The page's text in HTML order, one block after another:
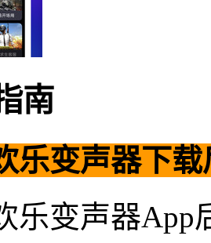
南
乐变声器下
乐变声器App